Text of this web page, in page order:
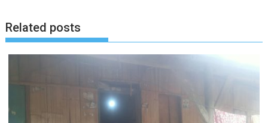
Related posts